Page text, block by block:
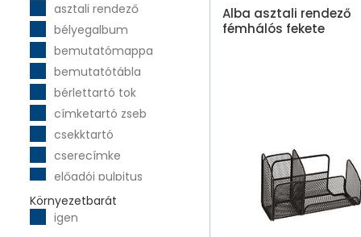
Herlitz
ICU
Jansen
Kensington
Leitz
Montana
P+P
Panta Plast
Pigna
Plus Japan
Rapesco
asztali rendező
bélyegalbum
bemutatómappa
bemutatótábla
bérlettartó tok
címketartó zseb
csekktartó
cserecímke
előadói pulpitus
előrendező
elválasztó csík
Környezetbarát
igen
Alba asztali rendező
fémhálós fekete